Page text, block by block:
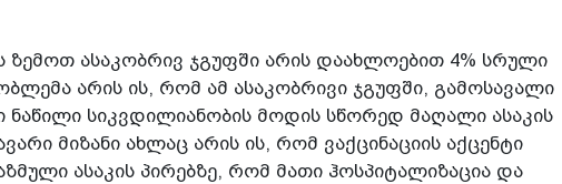
ზემოთ ასაკობრივ ჯგუფში არის დაახლოებით 4% სრული
არის ის, რომ ამ ასაკობრივი ჯგუფში, გამოსავალი
სიკვდილიანობის მოდის სწორედ მაღალი ასაკის
მიზანი ახლაც არის ის, რომ ვაქცინაციის აქცენტი
ასაკის პირებზე, რომ მათი ჰოსპიტალიზაცია და